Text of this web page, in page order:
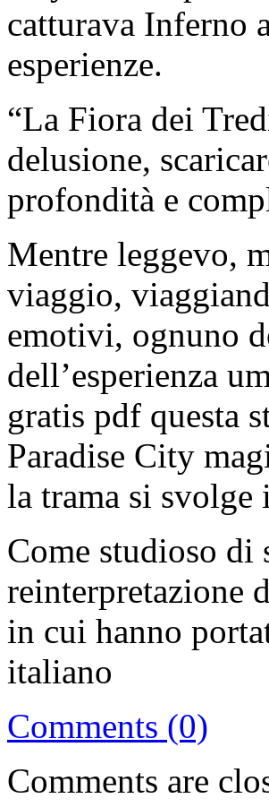
catturava Inferno
esperienze.
“La Fiora dei
delusione,
profondità e
Mentre leggevo,
viaggio,
emotivi, ognuno
dell’esperienza
gratis pdf questa
Paradise City
la trama si
Come studioso di
reinterpretazione
in cui hanno
italiano
Comments (0)
Comments are